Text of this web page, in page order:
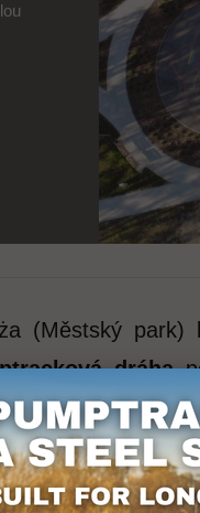
(Městský park)
dráha
Je